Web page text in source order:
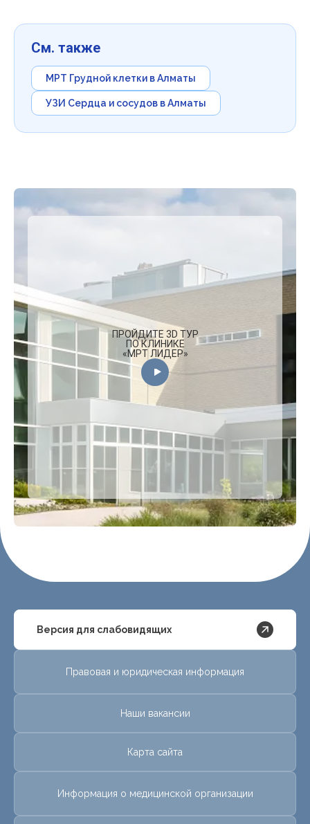
См. также
МРТ Грудной клетки в Алматы
УЗИ Сердца и сосудов в Алматы
ПРОЙДИТЕ 3D ТУР
ПО КЛИНИКЕ
«МРТ ЛИДЕР»
Версия для слабовидящих
Правовая и юридическая информация
Наши вакансии
Карта сайта
Информация о медицинской организации